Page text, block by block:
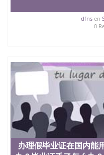
dfnsen
0
办理假毕业证在国内能